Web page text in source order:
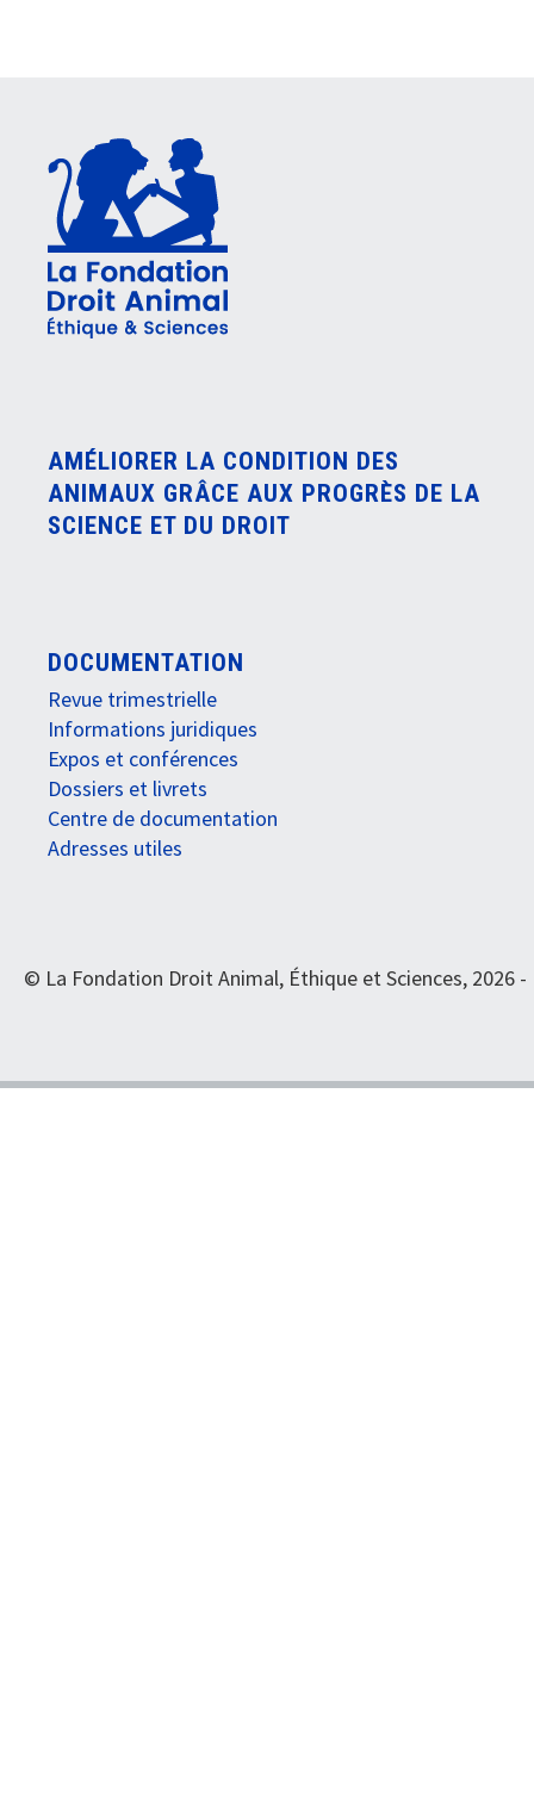
AMÉLIORER LA CONDITION DES
ANIMAUX GRÂCE AUX PROGRÈS DE LA
SCIENCE ET DU DROIT
DOCUMENTATION
Revue trimestrielle
Informations juridiques
Expos et conférences
Dossiers et livrets
Centre de documentation
Adresses utiles
© La Fondation Droit Animal, Éthique et Sciences, 2026 -